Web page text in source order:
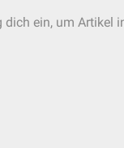
dich ein, um Artikel